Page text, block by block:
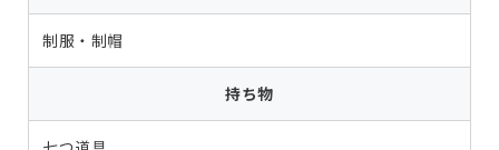
制服・制帽
持ち物